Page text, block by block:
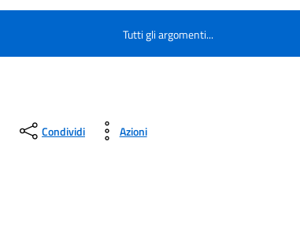
Tutti gli argomenti...
Condividi Azioni